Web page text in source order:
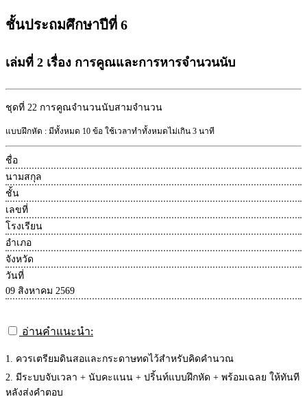
ชั้นประถมศึกษาปีที่ 6
เล่มที่ 2 เรื่อง การคูณและการหารจำนวนนับ
ชุดที่ 22 การคูณจำนวนนับสามจำนวน
แบบฝึกหัด : มีทั้งหมด 10 ข้อ ใช้เวลาทำทั้งหมดไม่เกิน 3 นาที
ชื่อ
นามสกุล
ชั้น
เลขที่
โรงเรียน
อำเภอ
จังหวัด
วันที่
09 สิงหาคม 2569
อ่านคำแนะนำ:
1. ควรเตรียมดินสอและกระดาษทดไว้สำหรับคิดคำนวณ
2. มีระบบจับเวลา + นับคะแนน + ปริ้นท์แบบฝึกหัด + พร้อมเฉลย ให้ทันที
หลังส่งคำตอบ